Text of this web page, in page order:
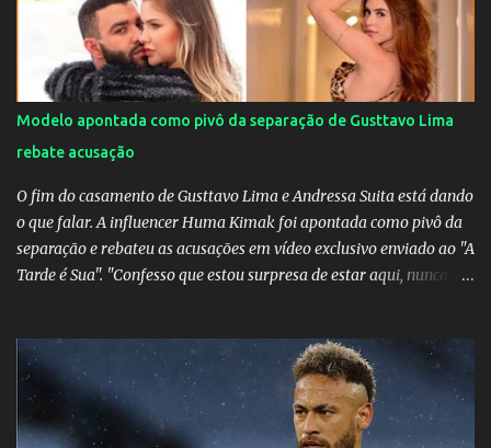
‎@Globoplay mandou um xero para as meninas e falou do seu
Modelo apontada como pivô da separação de Gusttavo Lima
rebate acusação
O fim do casamento de Gusttavo Lima e Andressa Suita está dando
o que falar. A influencer Huma Kimak foi apontada como pivô da
separação e rebateu as acusações em vídeo exclusivo enviado ao "A
Tarde é Sua". "Confesso que estou surpresa de estar aqui, nunca
nenhum tipo de contato, nem de fã porque sou fã dele", disse
Huma Kimak. A influencer também contou que recebe diversos
ataques na internet desde a época em que foi contratada para
fazer a divulgação de uma live do Gusttavo Lima em Manaus,